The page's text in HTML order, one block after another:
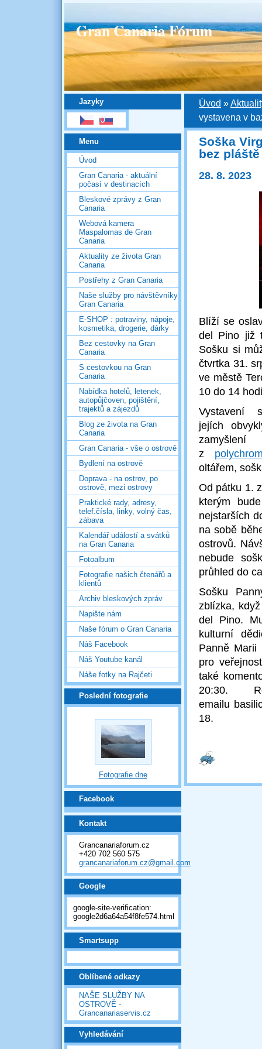
Gran Canaria Fórum
Jazyky
Menu
Úvod
Gran Canaria - aktuální
počasí v destinacích
Bleskové zprávy z Gran
Canaria
Webová kamera
Maspalomas de Gran
Canaria
Aktuality ze života Gran
Canaria
Postřehy z Gran Canaria
Naše služby pro návštěvníky
Gran Canaria
E-SHOP : potraviny, nápoje,
kosmetika, drogerie, dárky
Bez cestovky na Gran
Canaria
S cestovkou na Gran
Canaria
Nabídka hotelů, letenek,
autopůjčoven, pojištění,
trajektů a zájezdů
Blog ze života na Gran
Canaria
Gran Canaria - vše o ostrově
Bydlení na ostrově
Doprava - na ostrov, po
ostrově, mezi ostrovy
Praktické rady, adresy,
telef.čísla, linky, volný čas,
zábava
Kalendář událostí a svátků
na Gran Canaria
Fotoalbum
Fotografie našich čtenářů a
klientů
Archiv bleskových zpráv
Napište nám
Naše fórum o Gran Canaria
Náš Facebook
Náš Youtube kanál
Náše fotky na Rajčeti
Poslední fotografie
Fotografie dne
Facebook
Kontakt
Grancanariaforum.cz
+420 702 560 575
grancanariaforum.cz@gmail.com
Google
google-site-verification:
google2d6a64a54f8fe574.html
Smartsupp
Oblíbené odkazy
NAŠE SLUŽBY NA
OSTROVĚ -
Grancanariaservis.cz
Vyhledávání
Úvod »
vystavena v
Soška
bez pláště
28. 8. 2023
Blíží se
del Pino již
Sošku si
čtvrtka 31.
ve městě
10 do 14
jejích
z
oltářem,
Od pátku 1.
kterým
nejstarších
na sobě
ostrovů.
nebude
průhled do
Sošku
zblízka,
del Pino.
kulturní
Panně Marii
pro
také
20:30.
emailu
18.